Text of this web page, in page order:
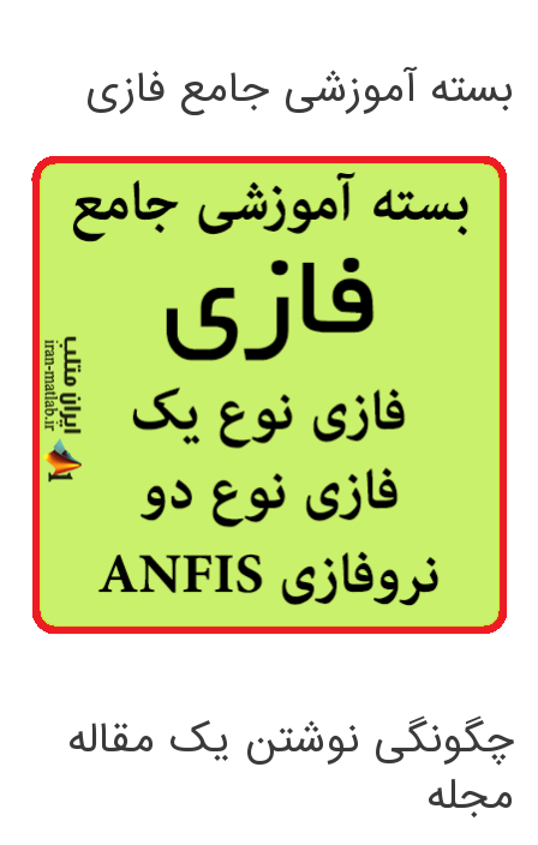
بسته آموزشی جامع فازی
چگونگی نوشتن یک مقاله
مجله